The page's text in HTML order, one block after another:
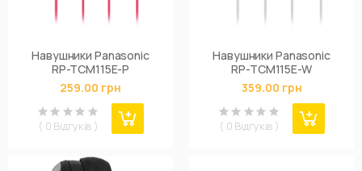
Навушники Panasonic
RP-TCM115E-P
259.00 грн
( 0 Відгуків )
Навушники Panasonic
RP-TCM115E-W
359.00 грн
( 0 Відгуків )